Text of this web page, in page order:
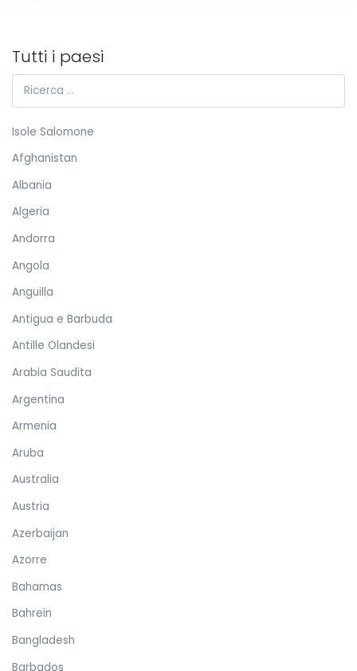
Tutti i paesi
Isole Salomone
Afghanistan
Albania
Algeria
Andorra
Angola
Anguilla
Antigua e Barbuda
Antille Olandesi
Arabia Saudita
Argentina
Armenia
Aruba
Australia
Austria
Azerbaijan
Azorre
Bahamas
Bahrein
Bangladesh
Barbados